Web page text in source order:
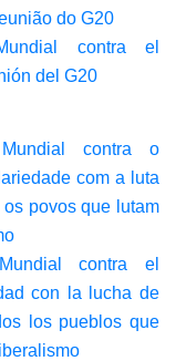
do G20
contra el
del G20
contra o
com a luta
povos que lutam
contra el
con la lucha de
los pueblos que